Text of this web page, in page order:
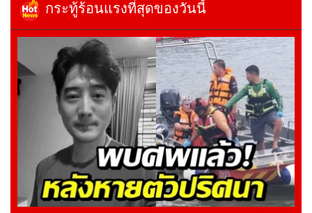
กระทู้ร้อนแรงที่สุดของวันนี้